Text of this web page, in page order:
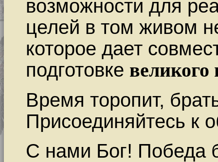
возможности для
целей в том живом
которое дает
подготовке великого
Время торопит,
Присоединяйтесь к
С нами Бог! Победа